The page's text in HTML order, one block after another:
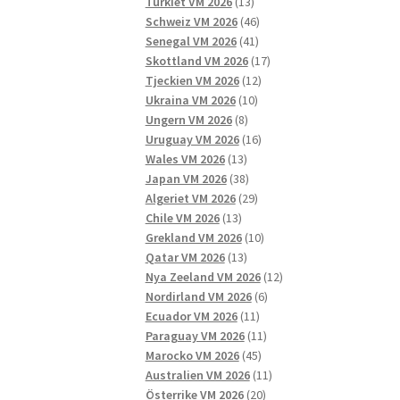
produkter
Schweiz VM 2026 4646
produkter
Senegal VM 2026 4141
produkter
Skottland VM 2026 1717
Tjeckien VM 2026 1212
produkter
Ukraina VM 2026 1010
Ungern VM 2026 88
produkter
Uruguay VM 2026 1616
Wales VM 2026 1313
produkter
Japan VM 2026 3838
produkter
Algeriet VM 2026 2929
Chile VM 2026 1313
produkter
Grekland VM 2026 1010
Qatar VM 2026 1313
produkter
Nya Zeeland VM 2026 1212
Nordirland VM 2026 66
Ecuador VM 2026 1111
produkter
Paraguay VM 2026 1111
Marocko VM 2026 4545
produkter
Australien VM 2026 1111
Österrike VM 2026 2020